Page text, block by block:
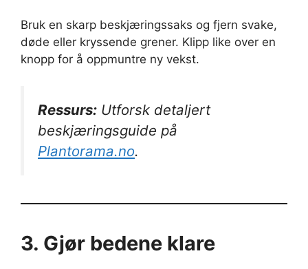
Bruk en skarp beskjæringssaks og fjern svake,
døde eller kryssende grener. Klipp like over en
knopp for å oppmuntre ny vekst.
Ressurs: Utforsk detaljert
beskjæringsguide på
Plantorama.no.
3. Gjør bedene klare